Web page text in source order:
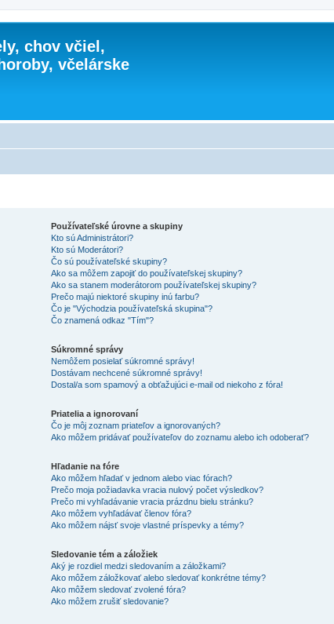
chov včiel,
včelárske
Používateľské úrovne a skupiny
Kto sú Administrátori?
Kto sú Moderátori?
Čo sú používateľské skupiny?
Ako sa môžem zapojiť do používateľskej skupiny?
Ako sa stanem moderátorom používateľskej skupiny?
Prečo majú niektoré skupiny inú farbu?
Čo je "Východzia používateľská skupina"?
Čo znamená odkaz "Tím"?
Súkromné správy
Nemôžem posielať súkromné správy!
Dostávam nechcené súkromné správy!
Dostal/a som spamový a obťažujúci e-mail od niekoho z fóra!
Priatelia a ignorovaní
Čo je môj zoznam priateľov a ignorovaných?
Ako môžem pridávať používateľov do zoznamu alebo ich odoberať?
Hľadanie na fóre
Ako môžem hľadať v jednom alebo viac fórach?
Prečo moja požiadavka vracia nulový počet výsledkov?
Prečo mi vyhľadávanie vracia prázdnu bielu stránku?
Ako môžem vyhľadávať členov fóra?
Ako môžem nájsť svoje vlastné príspevky a témy?
Sledovanie tém a záložiek
Aký je rozdiel medzi sledovaním a záložkami?
Ako môžem záložkovať alebo sledovať konkrétne témy?
Ako môžem sledovať zvolené fóra?
Ako môžem zrušiť sledovanie?